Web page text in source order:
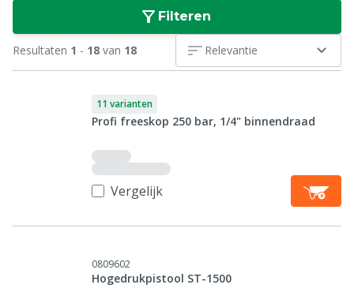
Filteren
Resultaten 1 - 18 van 18 Relevantie
11 varianten
Profi freeskop 250 bar, 1/4" binnendraad
Vergelijk
0809602
Hogedrukpistool ST-1500